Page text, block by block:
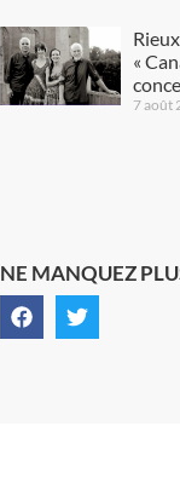
«
7 août
NE MANQUEZ